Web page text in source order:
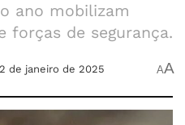
ano mobilizam
forças de segurança.
2 de janeiro de 2025 AA